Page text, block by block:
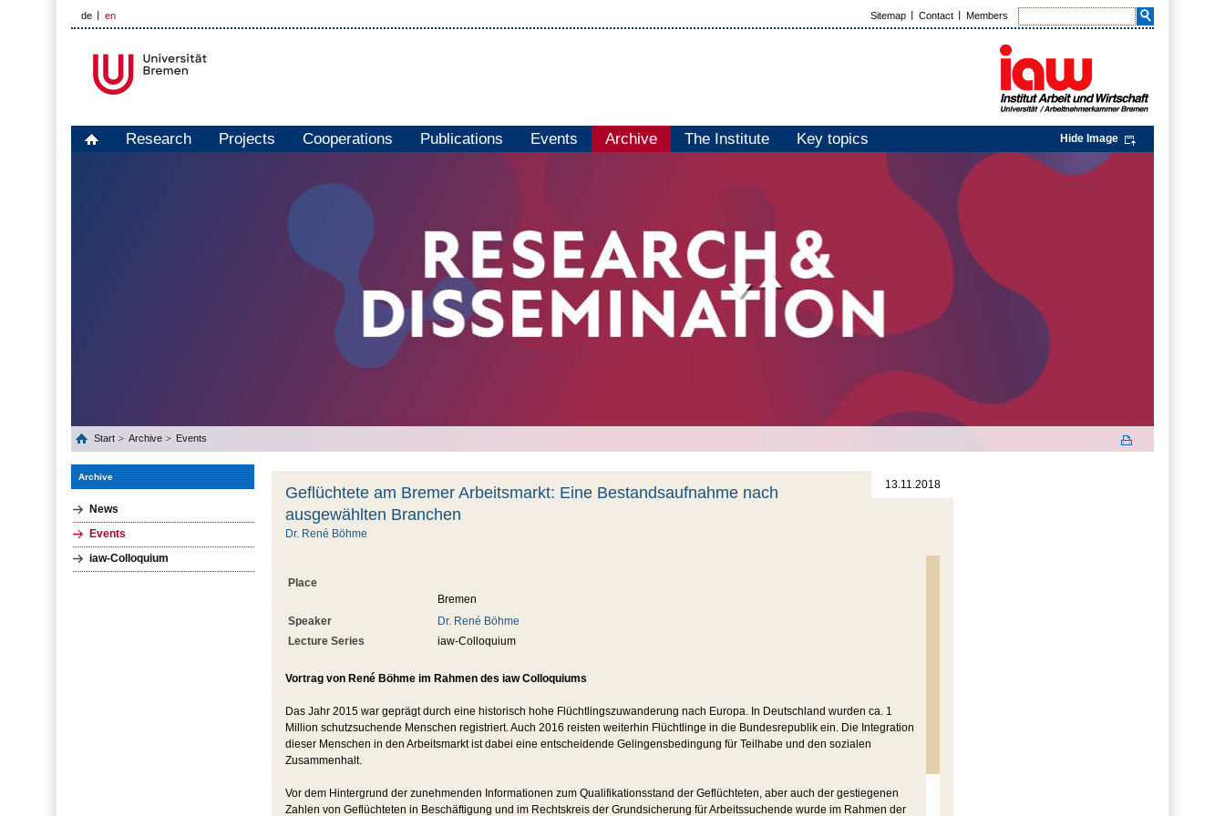
de en Sitemap Contact Members
Research Projects Cooperations Publications Events Archive The Institute Key topics Hide Image
Start Archive Events
Archive
News
Events
iaw-Colloquium
13.11.2018
Geflüchtete am Bremer Arbeitsmarkt: Eine Bestandsaufnahme nach
ausgewählten Branchen
Dr. René Böhme
Place
Bremen
Speaker
Dr. René Böhme
Lecture Series
iaw-Colloquium
Vortrag von René Böhme im Rahmen des iaw Colloquiums
Das Jahr 2015 war geprägt durch eine historisch hohe Flüchtlingszuwanderung nach Europa. In Deutschland wurden ca. 1
Million schutzsuchende Menschen registriert. Auch 2016 reisten weiterhin Flüchtlinge in die Bundesrepublik ein. Die Integration
dieser Menschen in den Arbeitsmarkt ist dabei eine entscheidende Gelingensbedingung für Teilhabe und den sozialen
Zusammenhalt.
Vor dem Hintergrund der zunehmenden Informationen zum Qualifikationsstand der Geflüchteten, aber auch der gestiegenen
Zahlen von Geflüchteten in Beschäftigung und im Rechtskreis der Grundsicherung für Arbeitssuchende wurde im Rahmen der